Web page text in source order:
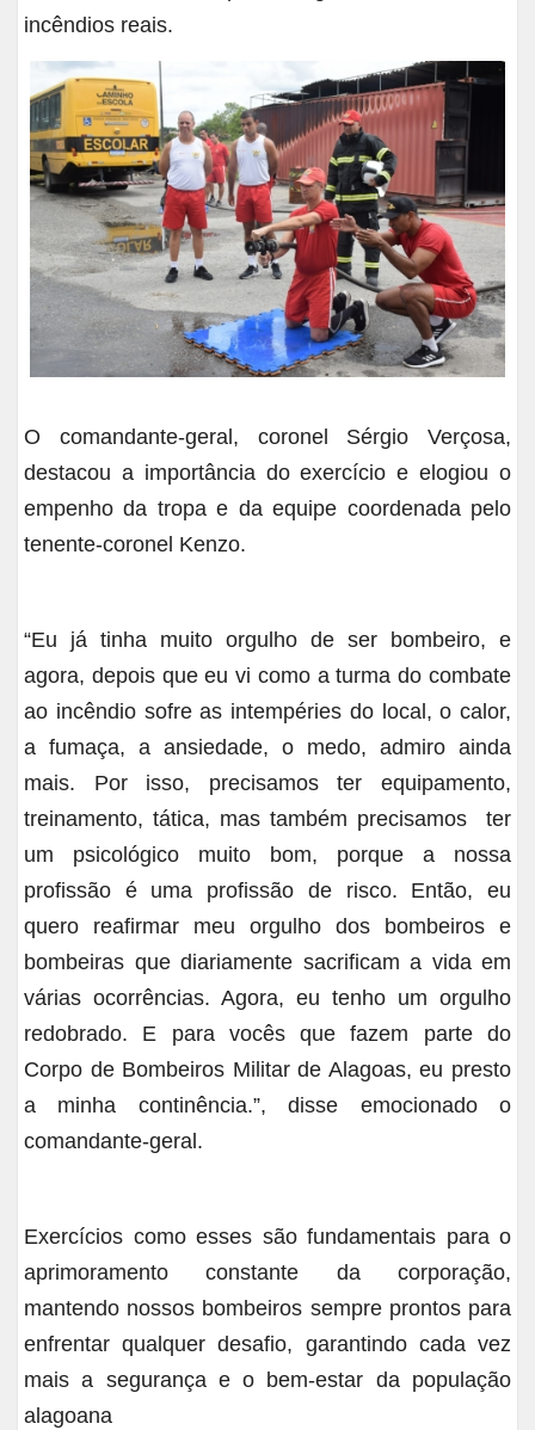
incêndios reais.
O comandante-geral, coronel Sérgio Verçosa,
destacou a importância do exercício e elogiou o
empenho da tropa e da equipe coordenada pelo
tenente-coronel Kenzo.
“Eu já tinha muito orgulho de ser bombeiro, e
agora, depois que eu vi como a turma do combate
ao incêndio sofre as intempéries do local, o calor,
a fumaça, a ansiedade, o medo, admiro ainda
mais. Por isso, precisamos ter equipamento,
treinamento, tática, mas também precisamos ter
um psicológico muito bom, porque a nossa
profissão é uma profissão de risco. Então, eu
quero reafirmar meu orgulho dos bombeiros e
bombeiras que diariamente sacrificam a vida em
várias ocorrências. Agora, eu tenho um orgulho
redobrado. E para vocês que fazem parte do
Corpo de Bombeiros Militar de Alagoas, eu presto
a minha continência.”, disse emocionado o
comandante-geral.
Exercícios como esses são fundamentais para o
aprimoramento constante da corporação,
mantendo nossos bombeiros sempre prontos para
enfrentar qualquer desafio, garantindo cada vez
mais a segurança e o bem-estar da população
alagoana